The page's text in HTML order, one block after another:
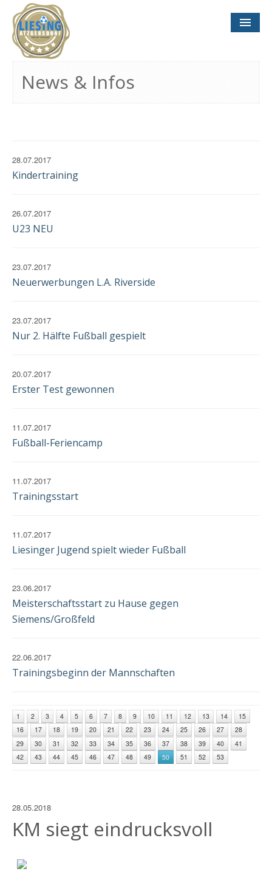
News & Infos
28.07.2017
Kindertraining
26.07.2017
U23 NEU
23.07.2017
Neuerwerbungen L.A. Riverside
23.07.2017
Nur 2. Hälfte Fußball gespielt
20.07.2017
Erster Test gewonnen
11.07.2017
Fußball-Feriencamp
11.07.2017
Trainingsstart
11.07.2017
Liesinger Jugend spielt wieder Fußball
23.06.2017
Meisterschaftsstart zu Hause gegen
Siemens/Großfeld
22.06.2017
Trainingsbeginn der Mannschaften
1 2 3 4 5 6 7 8 9 10 11 12 13 14
15
16
17 18 19 20 21 22 23 24 25 26 27
28
29
30 31 32 33 34 35 36 37 38 39 40
41
42
43 44 45 46 47 48 49 50 51 52 53
28.05.2018
KM siegt eindrucksvoll